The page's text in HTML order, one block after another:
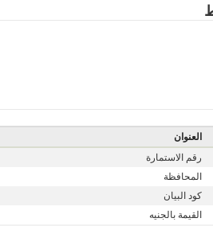
العنوان
رقم الاستمارة
المحافظة
كود البيان
القيمة بالجنيه